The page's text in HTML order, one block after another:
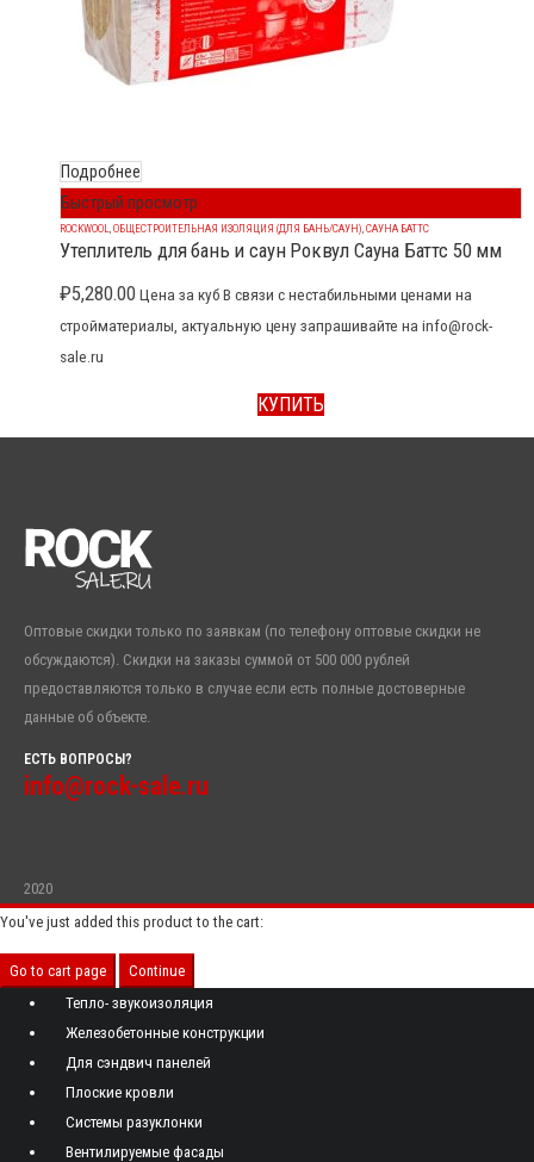
Подробнее
Быстрый просмотр
ROCKWOOL ОБЩЕСТРОИТЕЛЬНАЯ ИЗОЛЯЦИЯ (ДЛЯ БАНЬ/САУН) САУНА БАТТС
Утеплитель для бань и саун Роквул Сауна Баттс 50 мм
₽5,280.00 Цена за куб В связи с нестабильными ценами на
стройматериалы, актуальную цену запрашивайте на info@rock-
sale.ru
КУПИТЬ
Оптовые скидки только по заявкам (по телефону оптовые скидки не
обсуждаются). Скидки на заказы суммой от 500 000 рублей
предоставляются только в случае если есть полные достоверные
данные об объекте.
ЕСТЬ ВОПРОСЫ?
info@rock-sale.ru
2020
You've just added this product to the cart:
Go to cart page
Continue
Тепло- звукоизоляция
Железобетонные конструкции
Для сэндвич панелей
Плоские кровли
Системы разуклонки
Вентилируемые фасады